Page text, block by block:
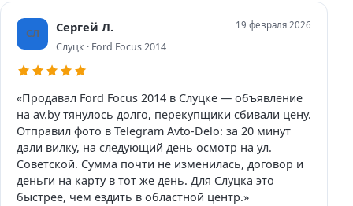
СЛ Сергей Л.
Слуцк · Ford Focus 2014
19 февраля 2026
«Продавал Ford Focus 2014 в Слуцке — объявление
на av.by тянулось долго, перекупщики сбивали цену.
Отправил фото в Telegram Avto-Delo: за 20 минут
дали вилку, на следующий день осмотр на ул.
Советской. Сумма почти не изменилась, договор и
деньги на карту в тот же день. Для Слуцка это
быстрее, чем ездить в областной центр.»